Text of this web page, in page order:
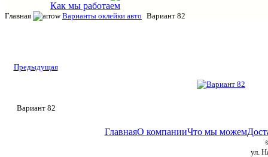
Как мы работаем
Главная Варианты оклейки авто Вариант 82
Предыдущая
Вариант 82
ГлавнаяО компанииЧто мы можем
ул.